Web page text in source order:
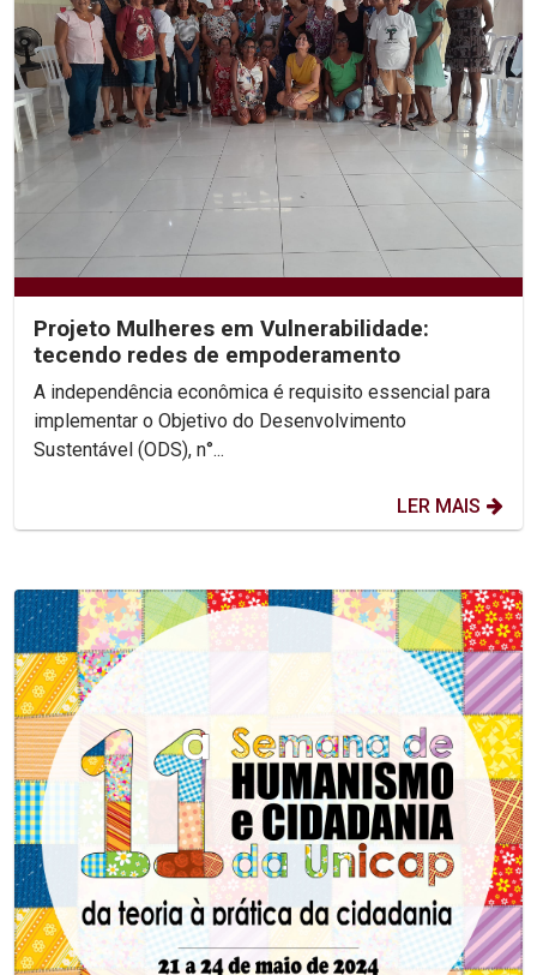
Projeto Mulheres em Vulnerabilidade:
tecendo redes de empoderamento
A independência econômica é requisito essencial para
implementar o Objetivo do Desenvolvimento
Sustentável (ODS), n°...
LER MAIS